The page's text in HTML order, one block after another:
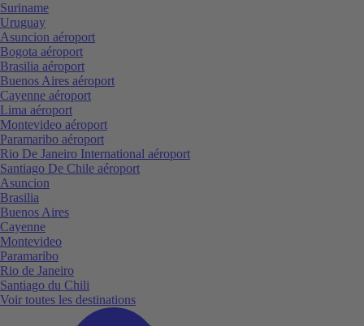
Suriname
Uruguay
Asuncion aéroport
Bogota aéroport
Brasilia aéroport
Buenos Aires aéroport
Cayenne aéroport
Lima aéroport
Montevideo aéroport
Paramaribo aéroport
Rio De Janeiro International aéroport
Santiago De Chile aéroport
Asuncion
Brasilia
Buenos Aires
Cayenne
Montevideo
Paramaribo
Rio de Janeiro
Santiago du Chili
Voir toutes les destinations